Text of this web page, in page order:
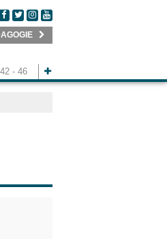
42 - 46